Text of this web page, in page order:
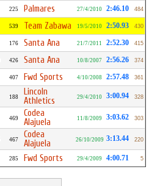
225 Palmares 27/4/2010 2:46.10 484
539 Team Zabawa 19/5/2010 2:50.93 430
176 Santa Ana 21/7/2011 2:52.30 415
426 Santa Ana 10/8/2007 2:56.26 374
407 Fwd Sports 4/10/2008 2:57.48 361
188
Lincoln
Athletics
29/4/2010 3:00.94 328
469
Codea
Alajuela
11/8/2009 3:03.62 303
467
Codea
Alajuela
26/10/2009 3:13.44 220
285 Fwd Sports 29/4/2009 4:00.71 5